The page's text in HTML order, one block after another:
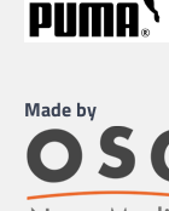
Made by